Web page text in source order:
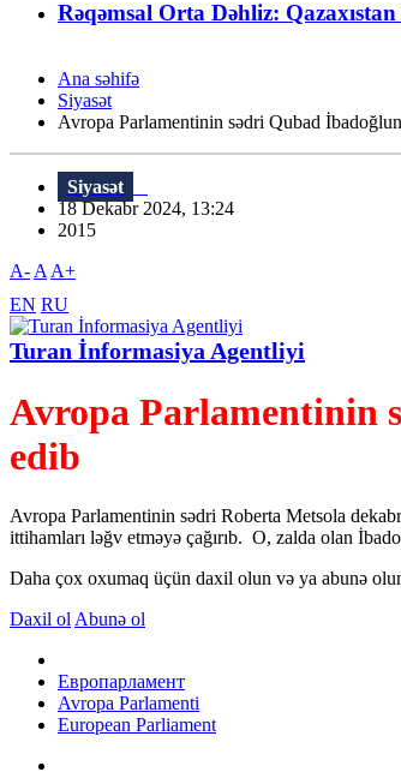
Rəqəmsal Orta Dəhliz:
Ana səhifə
Siyasət
Avropa Parlamentinin sədri Qubad
Siyasət
18 Dekabr 2024, 13:24
2015
A- A A+
EN RU
Turan İnformasiya Agentliyi
Avropa Parlamentinin
edib
Avropa Parlamentinin sədri Roberta Metsola
ittihamları ləğv etməyə çağırıb. O, zalda olan
Daha çox oxumaq üçün daxil olun və ya abunə
Daxil ol Abunə ol
Европарламент
Avropa Parlamenti
European Parliament